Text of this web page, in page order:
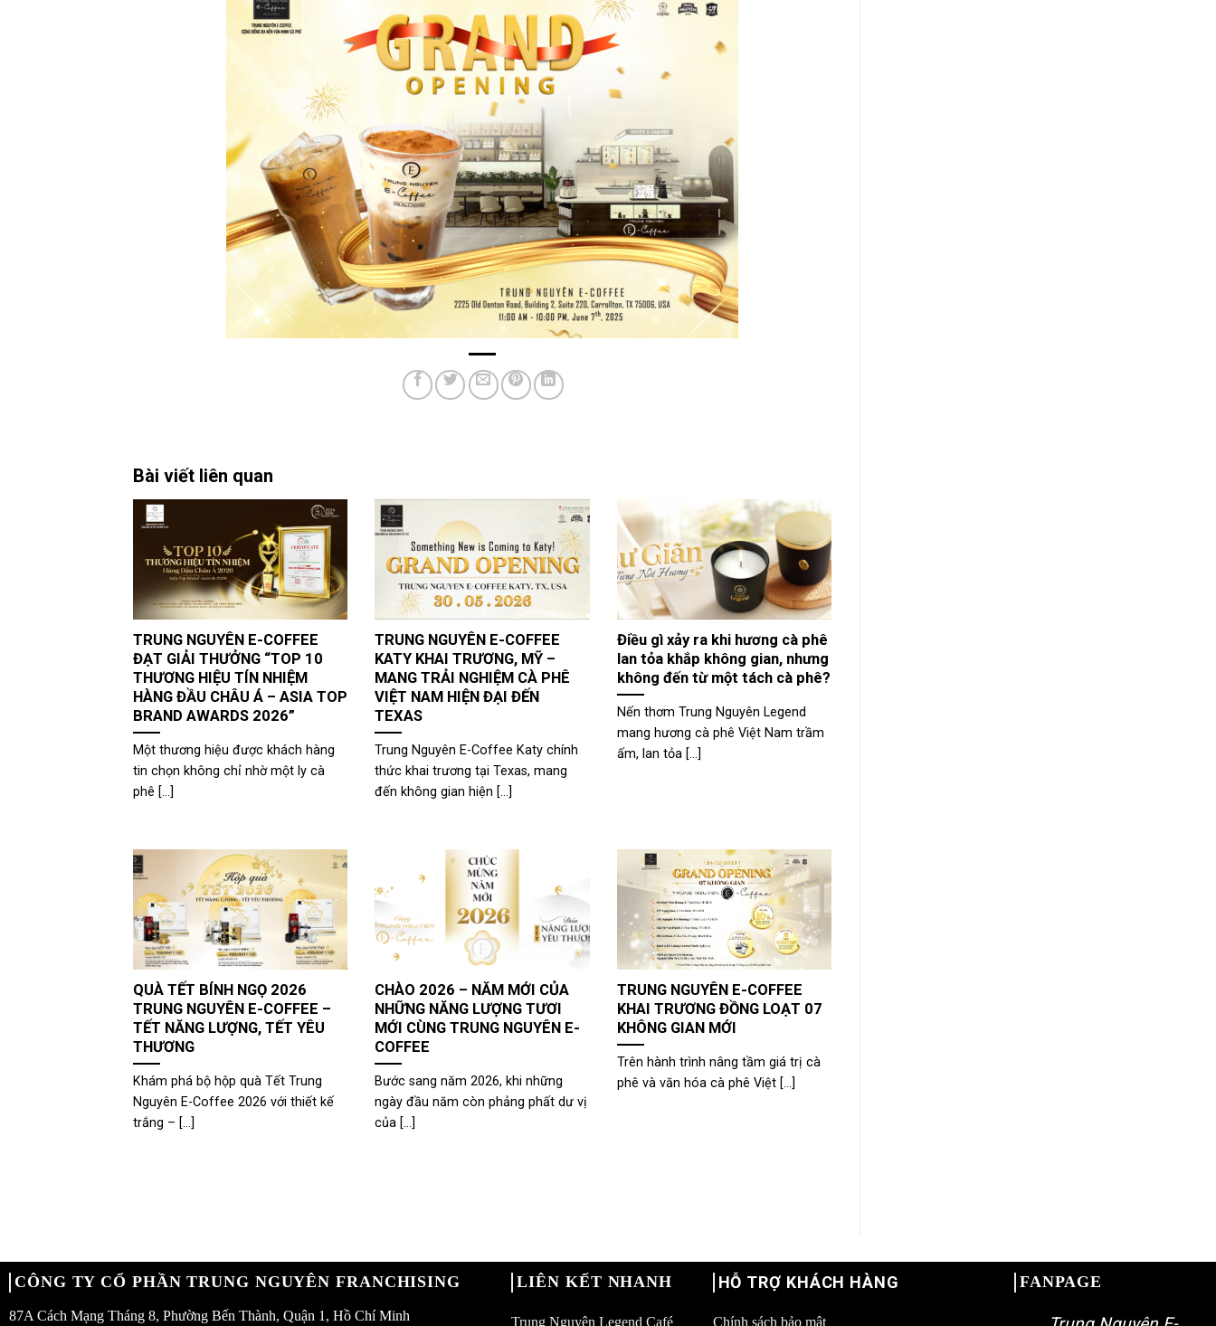
Bài viết liên quan
TRUNG NGUYÊN E-COFFEE
ĐẠT GIẢI THƯỞNG “TOP 10
THƯƠNG HIỆU TÍN NHIỆM
HÀNG ĐẦU CHÂU Á – ASIA TOP
BRAND AWARDS 2026”
Một thương hiệu được khách hàng
tin chọn không chỉ nhờ một ly cà
phê [...]
TRUNG NGUYÊN E-COFFEE
KATY KHAI TRƯƠNG, MỸ –
MANG TRẢI NGHIỆM CÀ PHÊ
VIỆT NAM HIỆN ĐẠI ĐẾN
TEXAS
Trung Nguyên E-Coffee Katy chính
thức khai trương tại Texas, mang
đến không gian hiện [...]
Điều gì xảy ra khi hương cà phê
lan tỏa khắp không gian, nhưng
không đến từ một tách cà phê?
Nến thơm Trung Nguyên Legend
mang hương cà phê Việt Nam trầm
ấm, lan tỏa [...]
QUÀ TẾT BÍNH NGỌ 2026
TRUNG NGUYÊN E-COFFEE –
TẾT NĂNG LƯỢNG, TẾT YÊU
THƯƠNG
Khám phá bộ hộp quà Tết Trung
Nguyên E-Coffee 2026 với thiết kế
trắng – [...]
CHÀO 2026 – NĂM MỚI CỦA
NHỮNG NĂNG LƯỢNG TƯƠI
MỚI CÙNG TRUNG NGUYÊN E-
COFFEE
Bước sang năm 2026, khi những
ngày đầu năm còn phảng phất dư vị
của [...]
TRUNG NGUYÊN E-COFFEE
KHAI TRƯƠNG ĐỒNG LOẠT 07
KHÔNG GIAN MỚI
Trên hành trình nâng tầm giá trị cà
phê và văn hóa cà phê Việt [...]
CÔNG TY CỔ PHẦN TRUNG NGUYÊN FRANCHISING
87A Cách Mạng Tháng 8, Phường Bến Thành, Quận 1, Hồ Chí Minh
LIÊN KẾT NHANH
Trung Nguyên Legend Café
HỖ TRỢ KHÁCH HÀNG
Chính sách bảo mật
FANPAGE